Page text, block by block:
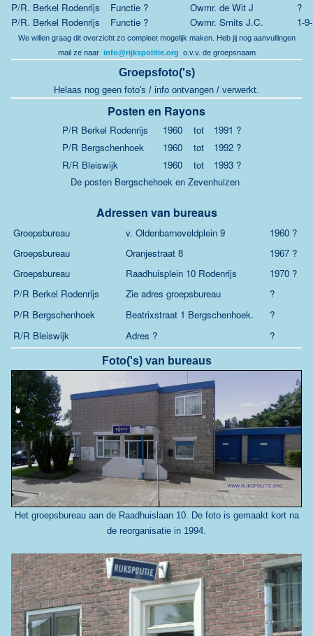
P/R. Berkel Rodenrijs
Functie ? Owmr. de Wit J
?
P/R. Berkel Rodenrijs
Functie ? Owmr. Smits J.C. 1-
We willen graag dit overzicht zo compleet mogelijk maken. Heb jij nog aanvullingen
mail ze naar info@rijkspolitie.org o.v.v. de groepsnaam
Groepsfoto('s)
Helaas nog geen foto's / info ontvangen / verwerkt.
Posten en Rayons
P/R Berkel Rodenrijs 1960 tot
1991 ?
P/R Bergschenhoek
1960 tot
1992 ?
R/R Bleiswijk
1960 tot
1993 ?
De posten Bergschehoek en Zevenhuizen
Adressen van bureaus
Groepsbureau v. Oldenbarneveldplein 9
1960 ?
Groepsbureau
Oranjestraat 8
1967 ?
Groepsbureau
Raadhuisplein 10 Rodenrijs
1970 ?
P/R Berkel Rodenrijs
Zie adres groepsbureau
?
P/R Bergschenhoek
Beatrixstraat 1 Bergschenhoek.
?
R/R Bleiswijk
Adres ? ?
Foto('s) van bureaus
Het groepsbureau aan de Raadhuislaan 10. De foto is gemaakt kort na
de reorganisatie in 1994.